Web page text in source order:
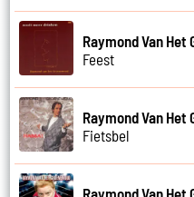
Raymond Van Het
Feest
Raymond Van Het
Fietsbel
Raymond Van Het